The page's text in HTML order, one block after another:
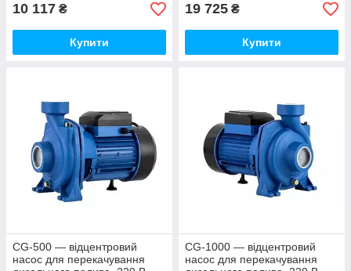
10 117 ₴
Купити
19 725 ₴
Купити
CG-500 — відцентровий
насос для перекачування
CG-1000 — відцентровий
насос для перекачування